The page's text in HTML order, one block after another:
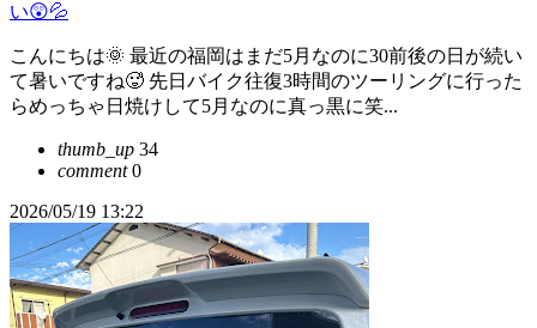
い😲💦
こんにちは🌞 最近の福岡はまだ5月なのに30前後の日が続い
て暑いですね🥵 先日バイク往復3時間のツーリングに行った
らめっちゃ日焼けして5月なのに真っ黒に笑...
thumb_up 34
comment0
2026/05/19 13:22